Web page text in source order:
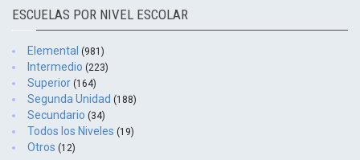
ESCUELAS POR NIVEL ESCOLAR
Elemental (981)
Intermedio (223)
Superior (164)
Segunda Unidad (188)
Secundario (34)
Todos los Niveles (19)
Otros (12)